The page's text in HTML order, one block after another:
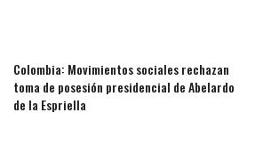
Colombia: Movimientos sociales rechazan
toma de posesión presidencial de Abelardo
de la Espriella